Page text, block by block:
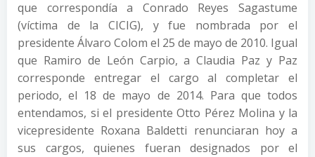
que correspondía a Conrado Reyes Sagastume
(víctima de la CICIG), y fue nombrada por el
presidente Álvaro Colom el 25 de mayo de 2010. Igual
que Ramiro de León Carpio, a Claudia Paz y Paz
corresponde entregar el cargo al completar el
periodo, el 18 de mayo de 2014. Para que todos
entendamos, si el presidente Otto Pérez Molina y la
vicepresidente Roxana Baldetti renunciaran hoy a
sus cargos, quienes fueran designados por el